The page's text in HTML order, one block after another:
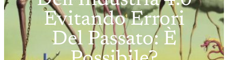
Evitando Errori
Del Passato: È